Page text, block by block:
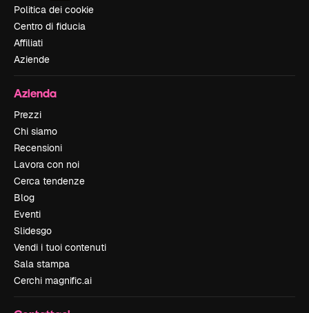
Politica dei cookie
Centro di fiducia
Affiliati
Aziende
Azienda
Prezzi
Chi siamo
Recensioni
Lavora con noi
Cerca tendenze
Blog
Eventi
Slidesgo
Vendi i tuoi contenuti
Sala stampa
Cerchi magnific.ai